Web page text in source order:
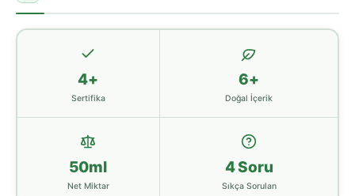
4+
Sertifika
6+
Doğal İçerik
50ml
Net Miktar
4 Soru
Sıkça Sorulan